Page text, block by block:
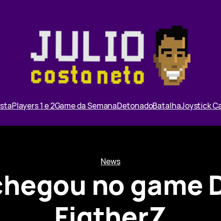
Players 1 e 2Game da SemanaDetonadoBatalhaJoystick
News
no game